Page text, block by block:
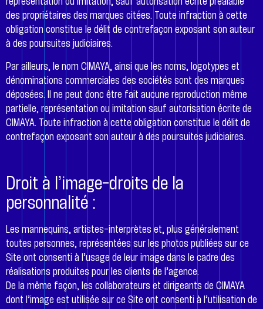
des propriétaires des marques citées. Toute infraction à cette
obligation constitue le délit de contrefaçon exposant son auteur
à des poursuites judiciaires.
Par ailleurs, le nom CIMAYA, ainsi que les noms, logotypes et
dénominations commerciales des sociétés sont des marques
déposées. Il ne peut donc être fait aucune reproduction même
partielle, représentation ou imitation sauf autorisation écrite de
CIMAYA. Toute infraction à cette obligation constitue le délit de
contrefaçon exposant son auteur à des poursuites judiciaires.
Droit à l’image-droits de la
personnalité :
Les mannequins, artistes-interprètes et, plus généralement
toutes personnes, représentées sur les photos publiées sur ce
Site ont consenti à l’usage de leur image dans le cadre des
réalisations produites pour les clients de l’agence.
De la même façon, les collaborateurs et dirigeants de CIMAYA
dont l’image est utilisée sur ce Site ont consenti à l’utilisation de